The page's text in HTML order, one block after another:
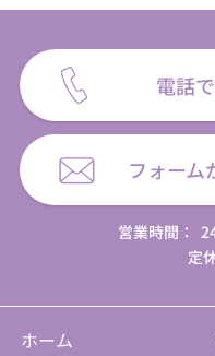
電話
フォーム
営業時間：
定
ホーム